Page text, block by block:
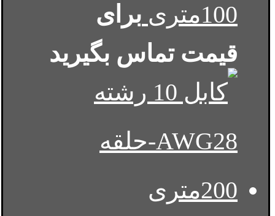
100متری
برای
قیمت تماس بگیرید